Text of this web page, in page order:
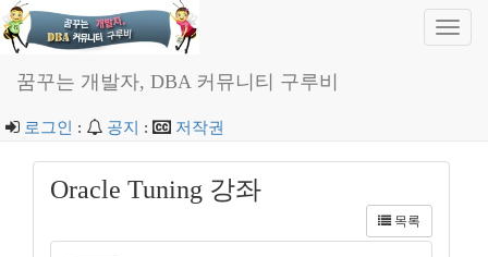
꿈꾸는 개발자, DBA 커뮤니티 구루비
로그인 : 공지 : 저작권
Oracle Tuning 강좌
목록